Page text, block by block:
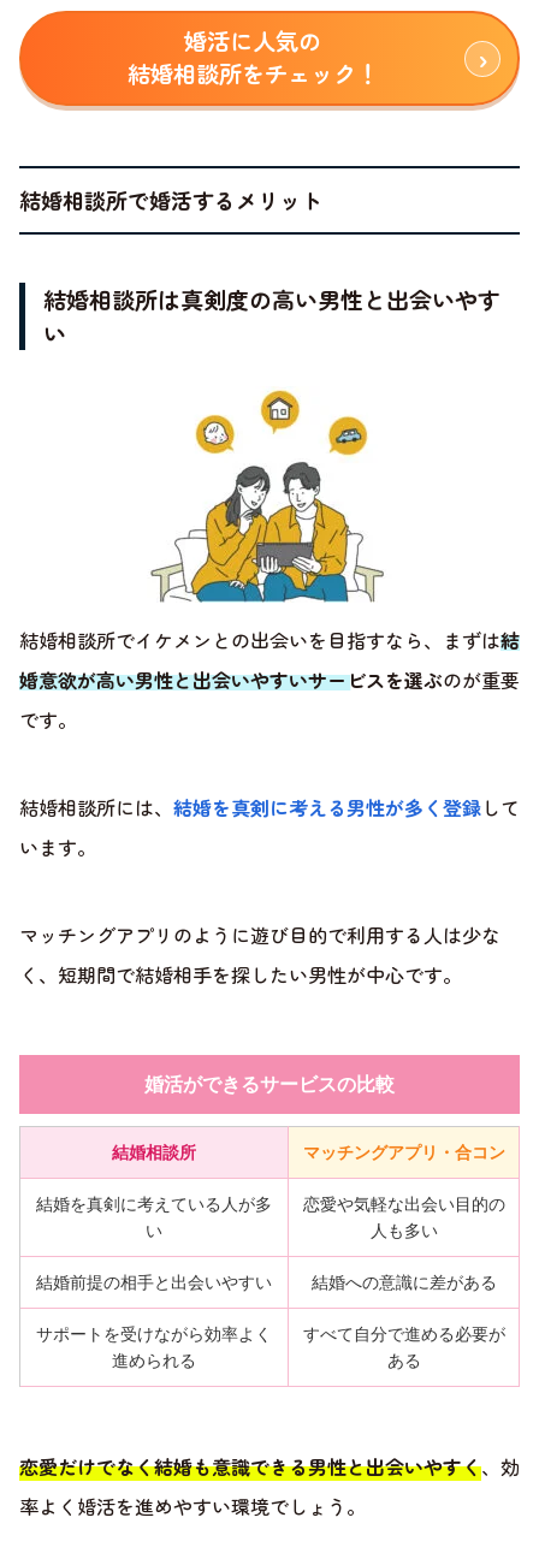
婚活に人気の
結婚相談所をチェック！
結婚相談所で婚活するメリット
結婚相談所は真剣度の高い男性と出会いやす
い
結婚相談所でイケメンとの出会いを目指すなら、まずは結
婚意欲が高い男性と出会いやすいサービスを選ぶのが重要
です。
結婚相談所には、 結婚を真剣に考える男性が多く登録して
います。
マッチングアプリのように遊び目的で利用する人は少な
く、短期間で結婚相手を探したい男性が中心です。
婚活ができるサービスの比較
結婚相談所 マッチングアプリ・合コン
結婚を真剣に考えている人が多
い
恋愛や気軽な出会い目的の
人も多い
結婚前提の相手と出会いやすい 結婚への意識に差がある
サポートを受けながら効率よく
進められる
すべて自分で進める必要が
ある
恋愛だけでなく結婚も意識できる男性と出会いやすく、効
率よく婚活を進めやすい環境でしょう。